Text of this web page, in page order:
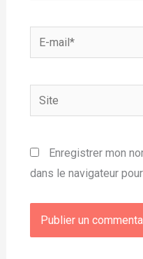
mail*
Site
Enregistrer mon
dans le navigateur